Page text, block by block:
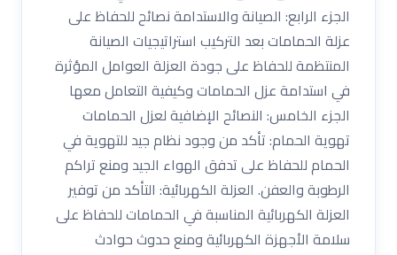
الجزء الرابع: الصيانة والاستدامة نصائح للحفاظ على
عزلة الحمامات بعد التركيب استراتيجيات الصيانة
المنتظمة للحفاظ على جودة العزلة العوامل المؤثرة
في استدامة عزل الحمامات وكيفية التعامل معها
الجزء الخامس: النصائح الإضافية لعزل الحمامات
تهوية الحمام: تأكد من وجود نظام جيد للتهوية في
الحمام للحفاظ على تدفق الهواء الجيد ومنع تراكم
الرطوبة والعفن. العزلة الكهربائية: التأكد من توفير
العزلة الكهربائية المناسبة في الحمامات للحفاظ على
سلامة الأجهزة الكهربائية ومنع حدوث حوادث